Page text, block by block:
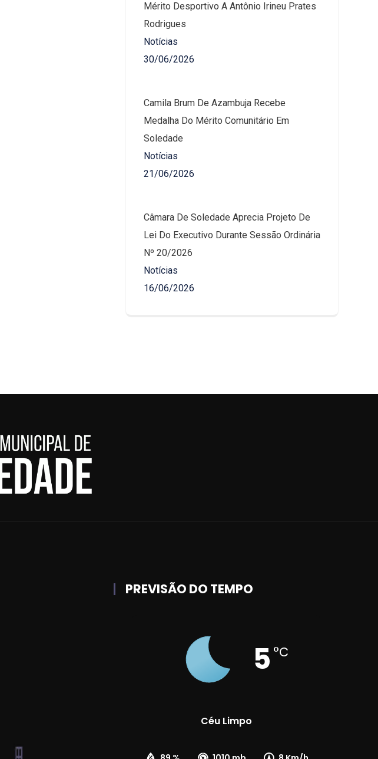
Mérito Desportivo A Antônio Irineu Prates
Rodrigues
Notícias
30/06/2026
Camila Brum De Azambuja Recebe
Medalha Do Mérito Comunitário Em
Soledade
Notícias
21/06/2026
Câmara De Soledade Aprecia Projeto De
Lei Do Executivo Durante Sessão Ordinária
Nº 20/2026
Notícias
16/06/2026
PREVISÃO DO TEMPO
5 °C
Céu Limpo